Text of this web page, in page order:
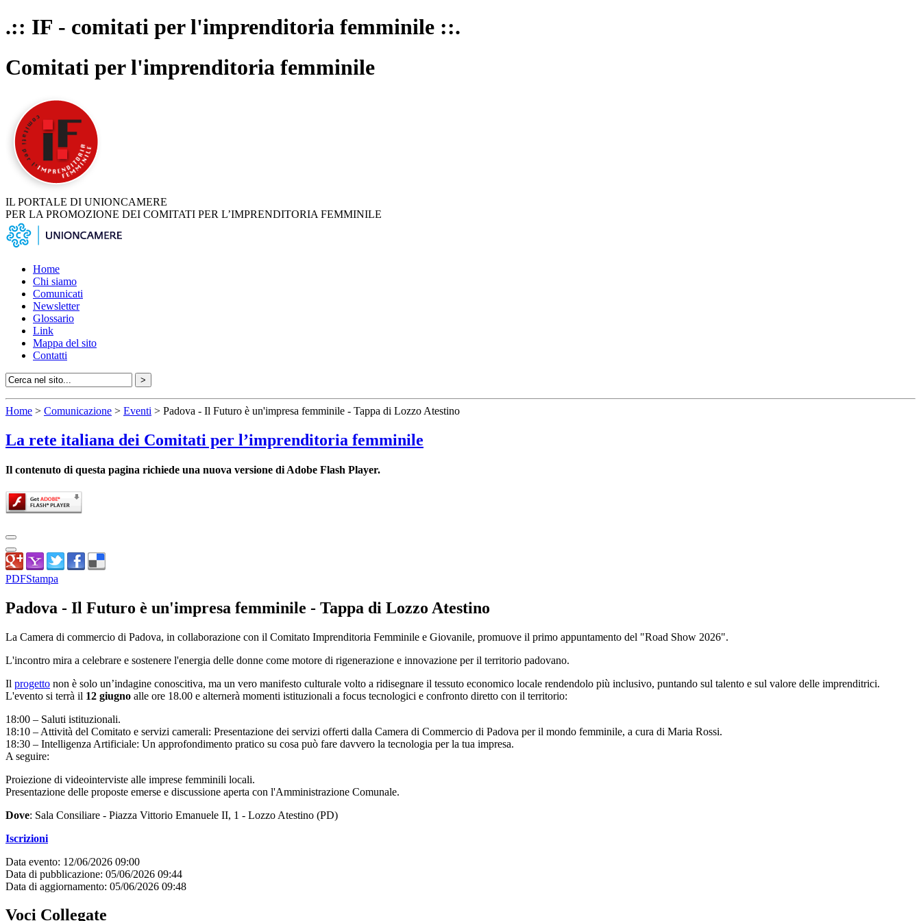
.:: IF - comitati per l'imprenditoria femminile ::.
Comitati per l'imprenditoria femminile
IL PORTALE DI UNIONCAMERE
PER LA PROMOZIONE DEI COMITATI PER L’IMPRENDITORIA FEMMINILE
Home
Chi siamo
Comunicati
Newsletter
Glossario
Link
Mappa del sito
Contatti
Home > Comunicazione > Eventi > Padova - Il Futuro è un'impresa femminile - Tappa di Lozzo Atestino
La rete italiana dei Comitati per l’imprenditoria femminile
Il contenuto di questa pagina richiede una nuova versione di Adobe Flash Player.
PDFStampa
Padova - Il Futuro è un'impresa femminile - Tappa di Lozzo Atestino
La Camera di commercio di Padova, in collaborazione con il Comitato Imprenditoria Femminile e Giovanile, promuove il primo appuntamento del "Road Show 2026".
L'incontro mira a celebrare e sostenere l'energia delle donne come motore di rigenerazione e innovazione per il territorio padovano.
Il progetto non è solo un’indagine conoscitiva, ma un vero manifesto culturale volto a ridisegnare il tessuto economico locale rendendolo più inclusivo, puntando sul talento e sul valore delle imprenditrici.
L'evento si terrà il 12 giugno alle ore 18.00 e alternerà momenti istituzionali a focus tecnologici e confronto diretto con il territorio:
18:00 – Saluti istituzionali.
18:10 – Attività del Comitato e servizi camerali: Presentazione dei servizi offerti dalla Camera di Commercio di Padova per il mondo femminile, a cura di Maria Rossi.
18:30 – Intelligenza Artificiale: Un approfondimento pratico su cosa può fare davvero la tecnologia per la tua impresa.
A seguire:
Proiezione di videointerviste alle imprese femminili locali.
Presentazione delle proposte emerse e discussione aperta con l'Amministrazione Comunale.
Dove: Sala Consiliare - Piazza Vittorio Emanuele II, 1 - Lozzo Atestino (PD)
Iscrizioni
Data evento: 12/06/2026 09:00
Data di pubblicazione: 05/06/2026 09:44
Data di aggiornamento: 05/06/2026 09:48
Voci Collegate